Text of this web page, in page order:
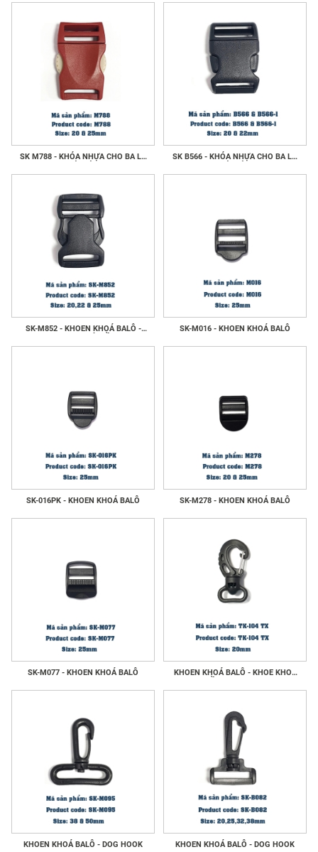
SK M788 - KHÓA NHỰA CHO BA LÔ
SK B566 - KHÓA NHỰA CHO BA LÔ
SK-M852 - KHOEN KHOÁ BALÔ -
SK-M016 - KHOEN KHOÁ BALÔ
SK-016PK - KHOEN KHOÁ BALÔ SK-M278 - KHOEN KHOÁ BALÔ
SK-M077 - KHOEN KHOÁ BALÔ
KHOEN KHOÁ BALÔ - KHOE KHOÁ
KHOEN KHOÁ BALÔ - DOG HOOK KHOEN KHOÁ BALÔ - DOG HOOK